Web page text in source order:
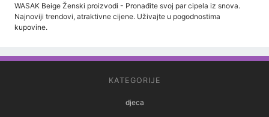
WASAK Beige Ženski proizvodi - Pronađite svoj par cipela iz snova.
Najnoviji trendovi, atraktivne cijene. Uživajte u pogodnostima
kupovine.
KATEGORIJE
djeca